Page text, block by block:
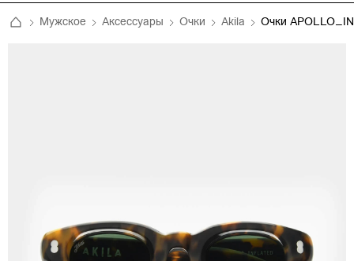
Мужское Аксессуары Очки Akila Очки